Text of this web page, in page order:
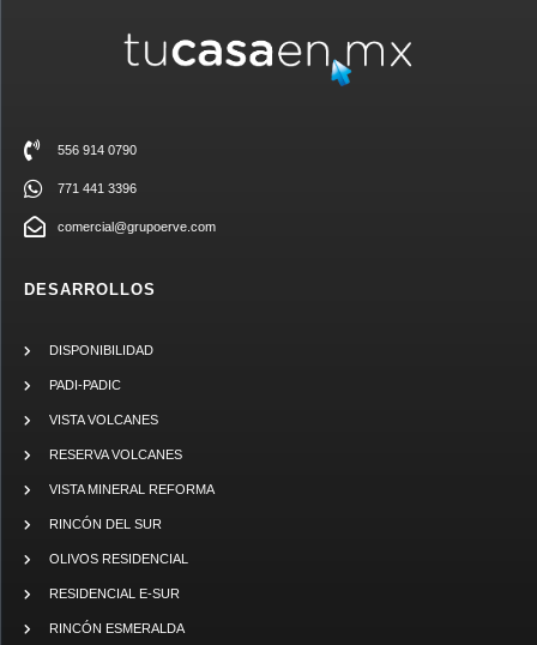
556 914 0790
771 441 3396
comercial@grupoerve.com
DESARROLLOS
DISPONIBILIDAD
PADI-PADIC
VISTA VOLCANES
RESERVA VOLCANES
VISTA MINERAL REFORMA
RINCÓN DEL SUR
OLIVOS RESIDENCIAL
RESIDENCIAL E-SUR
RINCÓN ESMERALDA